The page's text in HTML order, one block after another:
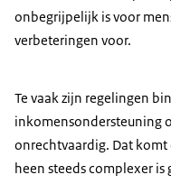
onbegrijpelijk is voor
verbeteringen voor.
Te vaak zijn regelingen
inkomensondersteuning
onrechtvaardig. Dat
heen steeds complexer